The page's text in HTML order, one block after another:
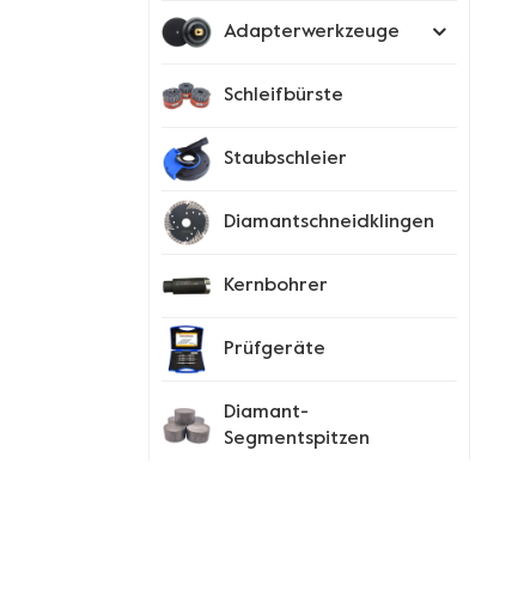
Adapterwerkzeuge
Schleifbürste
Staubschleier
Diamantschneidklingen
Kernbohrer
Prüfgeräte
Diamant-
Segmentspitzen